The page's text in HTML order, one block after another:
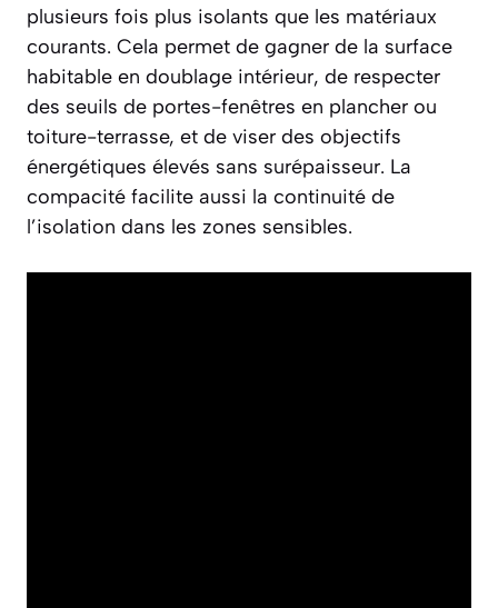
plusieurs fois plus isolants que les matériaux
courants. Cela permet de gagner de la surface
habitable en doublage intérieur, de respecter
des seuils de portes-fenêtres en plancher ou
toiture-terrasse, et de viser des objectifs
énergétiques élevés sans surépaisseur. La
compacité facilite aussi la continuité de
l’isolation dans les zones sensibles.